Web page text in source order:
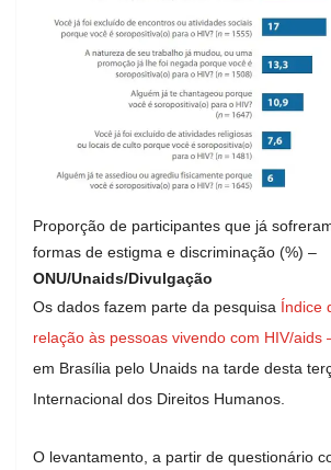
Proporção de participantes que já
formas de estigma e discriminação (%) –
ONU/Unaids/Divulgação
Os dados fazem parte da pesquisa Índice
relação às pessoas vivendo com HIV/aids
em Brasília pelo Unaids na tarde desta ter
Internacional dos Direitos Humanos.
O levantamento, a partir de questionário